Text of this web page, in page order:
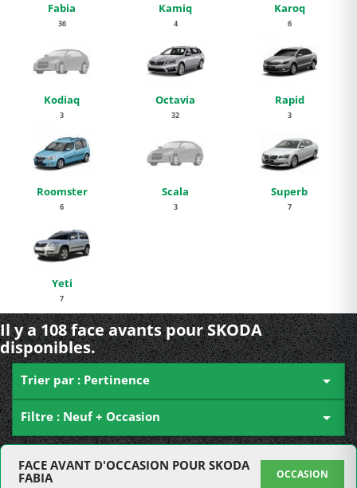
Fabia
36
Kamiq
4
Karoq
6
Kodiaq
3
Octavia
32
Rapid
3
Roomster
6
Scala
3
Superb
7
Yeti
7
Il y a 108 face avants pour SKODA
disponibles.
Trier par : Pertinence 
Filtre : Neuf + Occasion 
FACE AVANT D'OCCASION POUR SKODA
FABIA
OCCASION